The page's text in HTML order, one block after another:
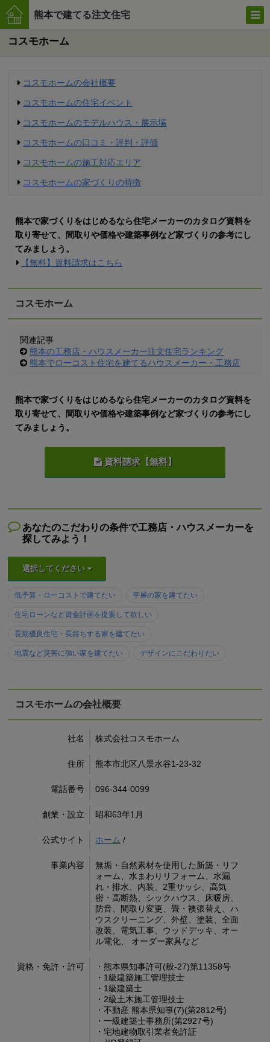
熊本で建てる注文住宅
宅の家
コスモホーム
コスモホームの会社概要
コスモホームの住宅イベント
コスモホームのモデルハウス・展示場
コスモホームの口コミ・評判・評価
コスモホームの施工対応エリア
コスモホームの家づくりの特徴
熊本で家づくりをはじめるなら住宅メーカーのカタログ資料を
取り寄せて、間取りや価格や建築事例など家づくりの参考にし
てみましょう。
【無料】資料請求はこちら
コスモホーム
関連記事
熊本の工務店・ハウスメーカー注文住宅ランキング
熊本でローコスト住宅を建てるハウスメーカー・工務店
熊本で家づくりをはじめるなら住宅メーカーのカタログ資料を
取り寄せて、間取りや価格や建築事例など家づくりの参考にし
てみましょう。
資料請求【無料】
あなたのこだわりの条件で工務店・ハウスメーカーを
探してみよう！
選択してください
低予算・ローコストで建てたい 平屋の家を建てたい
住宅ローンなど資金計画を提案して欲しい
長期優良住宅・長持ちする家を建てたい
地震など災害に強い家を建てたい デザインにこだわりたい
コスモホームの会社概要
社名 株式会社コスモホーム
住所 熊本市北区八景水谷1-23-32
電話番号 096-344-0099
創業・設立 昭和63年1月
公式サイト ホーム /
事業内容
無垢・自然素材を使用した新築・リフ
ォーム、水まわりリフォーム、水漏
れ・排水、内装、2重サッシ、高気
密・高断熱、シックハウス、床暖房、
防音、間取り変更、畳・襖張替え、ハ
ウスクリーニング、外壁、塗装、全面
改装、電気工事、ウッドデッキ、オー
ル電化、 オーダー家具など
資格・免許・許可
・熊本県知事許可(般-27)第11358号
・1級建築施工管理技士
・1級建築士
・2級土木施工管理技士
・不動産 熊本県知事(7)(第2812号)
・一級建築士事務所(第2927号)
・宅地建物取引業者免許証